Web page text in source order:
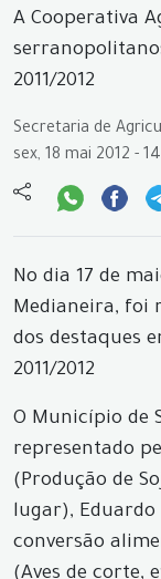
A Cooperativa
2011/2012
Secretaria de
sex, 18 mai 2012 -
No dia 17 de
Medianeira, foi
dos destaques
2011/2012
O Município de
representado
(Produção de
lugar),
conversão